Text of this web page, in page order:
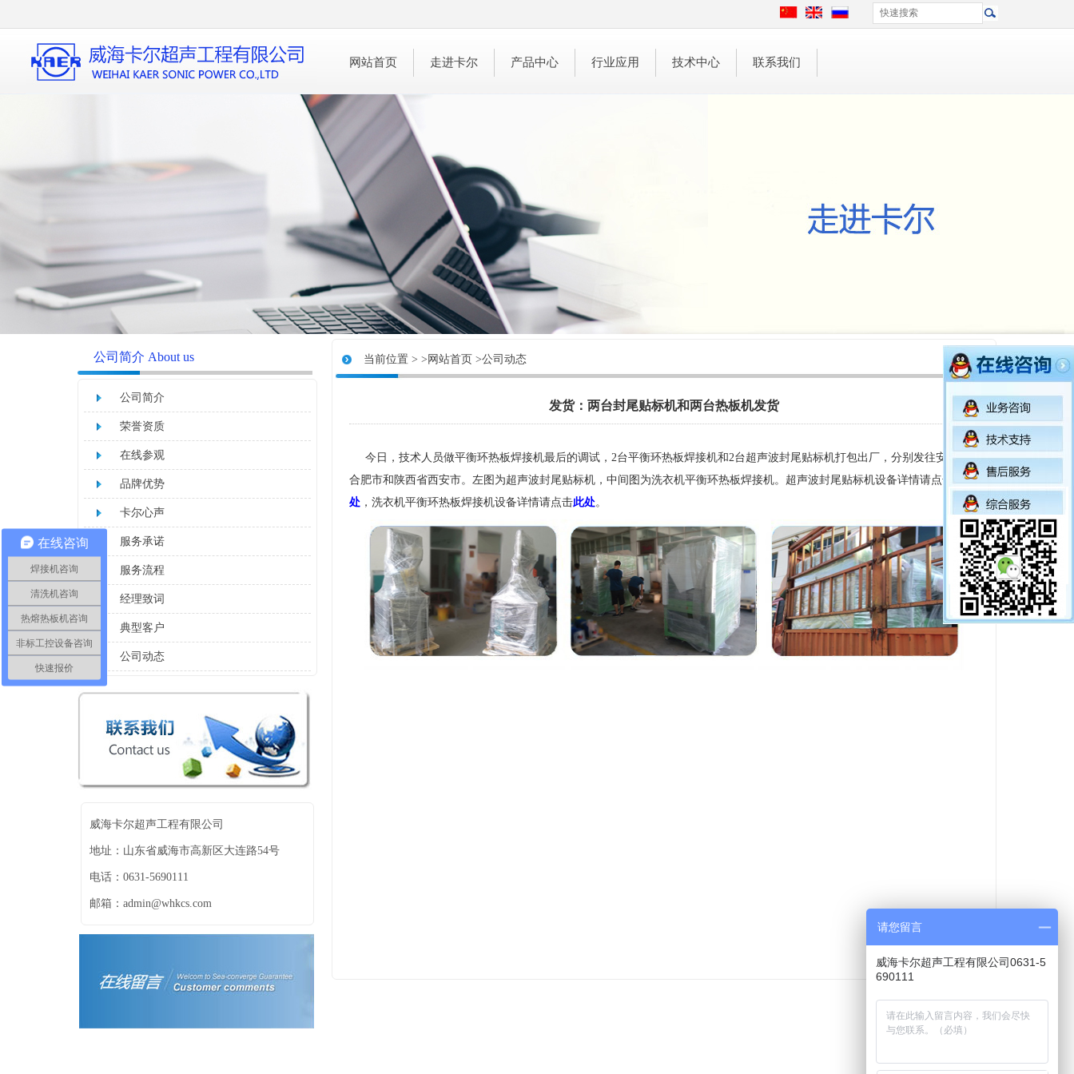
网站首页 走进卡尔 产品中心 行业应用 技术中心 联系我们
公司简介 About us
公司简介
荣誉资质
在线参观
品牌优势
卡尔心声
服务承诺
服务流程
经理致词
典型客户
公司动态
威海卡尔超声工程有限公司
地址：山东省威海市高新区大连路54号
电话：0631-5690111
邮箱：admin@whkcs.com
当前位置 >>网站首页 >公司动态
发货：两台封尾贴标机和两台热板机发货
今日，技术人员做平衡环热板焊接机最后的调试，2台平衡环热板焊接机和2台超声波封尾贴标机打包出厂，分别发往安徽省
合肥市和陕西省西安市。左图为超声波封尾贴标机，中间图为洗衣机平衡环热板焊接机。超声波封尾贴标机设备详情请点击
此
处，洗衣机平衡环热板焊接机设备详情请点击此处。
在线咨询
焊接机咨询
清洗机咨询
热熔热板机咨询
非标工控设备咨询
快速报价
请您留言
威海卡尔超声工程有限公司0631-5
690111